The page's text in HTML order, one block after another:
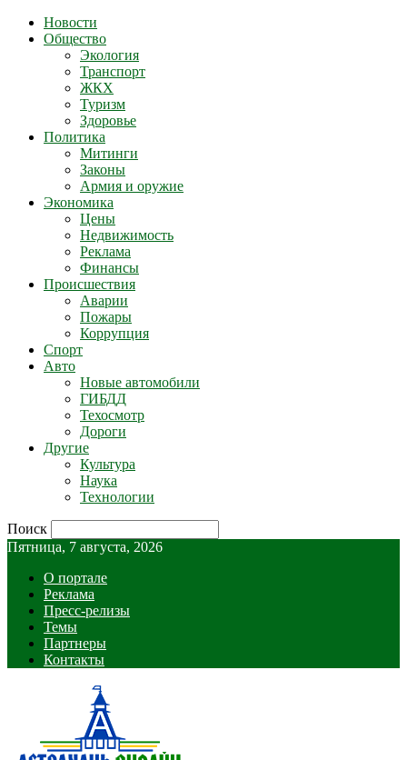
Новости
Общество
Экология
Транспорт
ЖКХ
Туризм
Здоровье
Политика
Митинги
Законы
Армия и оружие
Экономика
Цены
Недвижимость
Реклама
Финансы
Происшествия
Аварии
Пожары
Коррупция
Спорт
Авто
Новые автомобили
ГИБДД
Техосмотр
Дороги
Другие
Культура
Наука
Технологии
Поиск
Пятница, 7 августа, 2026
О портале
Реклама
Пресс-релизы
Темы
Партнеры
Контакты